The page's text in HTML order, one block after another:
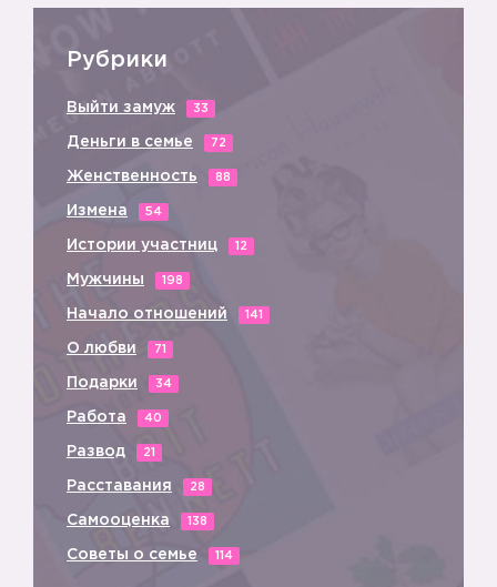
Рубрики
Выйти замуж 33
Деньги в семье 72
Женственность 88
Измена 54
Истории участниц 12
Мужчины 198
Начало отношений 141
О любви 71
Подарки 34
Работа 40
Развод 21
Расставания 28
Самооценка 138
Советы о семье 114